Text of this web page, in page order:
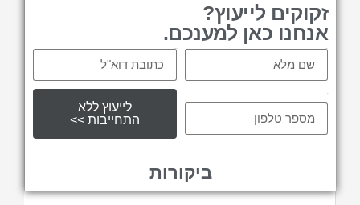
זקוקים לייעוץ?
אנחנו כאן למענכם.
לייעוץ ללא
התחייבות >>
ביקורות